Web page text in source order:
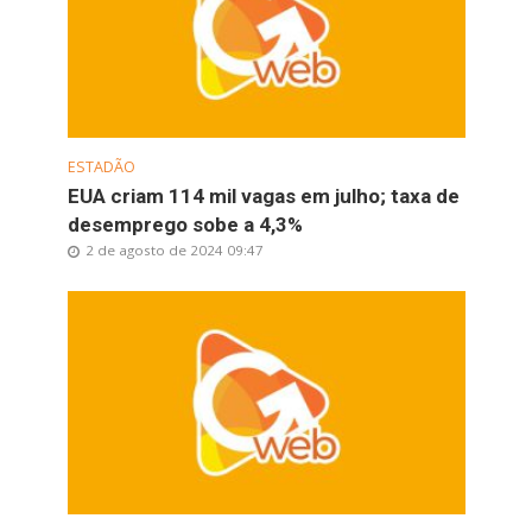
ESTADÃO
EUA criam 114 mil vagas em julho; taxa de
desemprego sobe a 4,3%
2 de agosto de 2024 09:47